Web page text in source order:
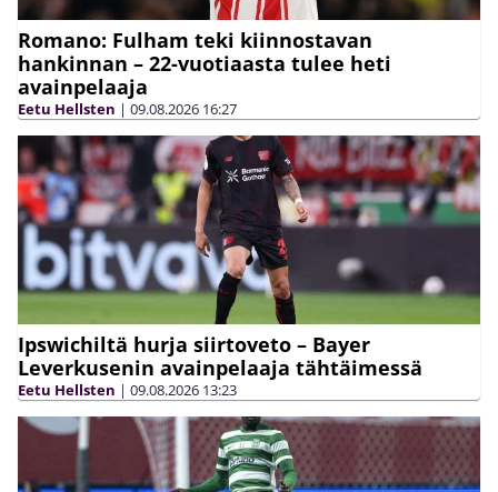
Romano: Fulham teki kiinnostavan
hankinnan – 22-vuotiaasta tulee heti
avainpelaaja
Eetu Hellsten | 09.08.2026 16:27
Ipswichiltä hurja siirtoveto – Bayer
Leverkusenin avainpelaaja tähtäimessä
Eetu Hellsten | 09.08.2026 13:23